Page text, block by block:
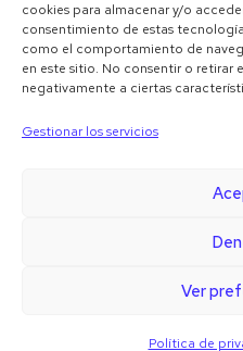
cookies para almacenar y/o
consentimiento de estas
como el comportamiento de
en este sitio. No consentir o
negativamente a ciertas
Gestionar los servicios
Ver
Política de
Copyright © 2024 Jaestic